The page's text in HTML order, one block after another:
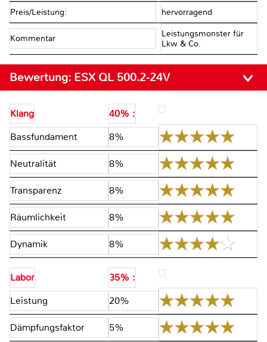
Preis/Leistung: hervorragend
Kommentar
Leistungsmonster für
Lkw & Co.
Bewertung: ESX QL 500.2-24V
Klang
40% :
Bassfundament
8%
Neutralität 8%
Transparenz 8%
Räumlichkeit 8%
Dynamik 8%
Labor
35% :
Leistung
20%
Dämpfungsfaktor 5%